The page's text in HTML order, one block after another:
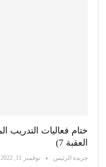
ختام فعاليات التدريب
العقبة 7)
جريدة الرئيس نوفمبر 11, 2022